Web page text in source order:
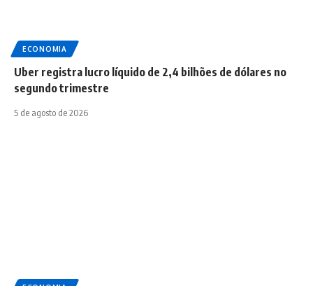
ECONOMIA
Uber registra lucro líquido de 2,4 bilhões de dólares no
segundo trimestre
5 de agosto de 2026